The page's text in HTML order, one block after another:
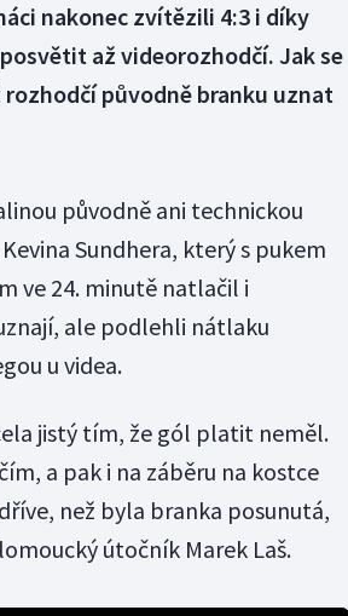
nakonec zvítězili 4:3 i díky
až videorozhodčí. Jak se
původně branku uznat
původně ani technickou
Sundhera, který s pukem
ve 24. minutě natlačil i
ale podlehli nátlaku
u videa.
jistý tím, že gól platit neměl.
a pak i na záběru na kostce
než byla branka posunutá,
útočník Marek Laš.